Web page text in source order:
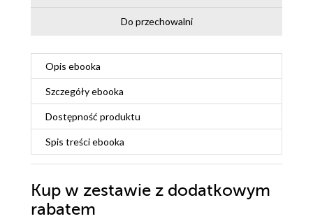
Do przechowalni
Opis ebooka
Szczegółyebooka
Dostępność produktu
Spis treściebooka
Kup w zestawie z dodatkowym
rabatem